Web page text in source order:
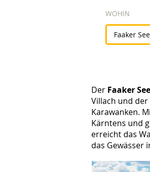
WOHIN
Der Faaker See
Villach und
Karawanken.
Kärntens und
erreicht das
das Gewässer